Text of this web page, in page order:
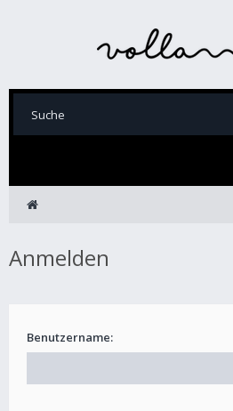
Anmelden
Benutzername: